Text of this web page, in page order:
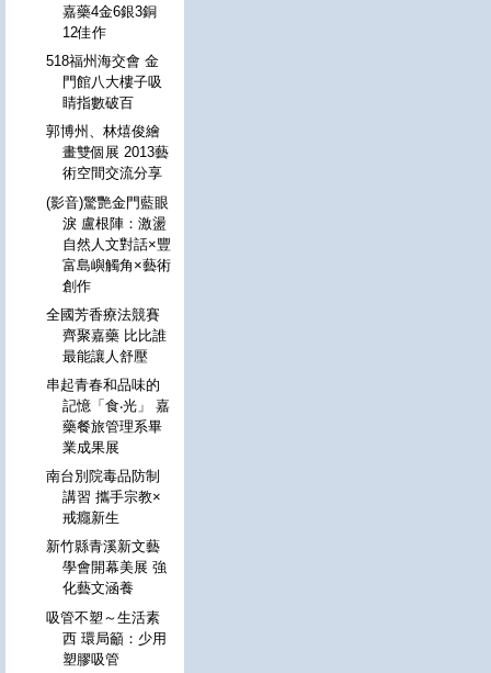
嘉藥4金6銀3銅
12佳作
518福州海交會 金
門館八大樓子吸
睛指數破百
郭博州、林熺俊繪
畫雙個展 2013藝
術空間交流分享
(影音)驚艷金門藍眼
淚 盧根陣：激盪
自然人文對話×豐
富島嶼觸角×藝術
創作
全國芳香療法競賽
齊聚嘉藥 比比誰
最能讓人舒壓
串起青春和品味的
記憶「食‧光」 嘉
藥餐旅管理系畢
業成果展
南台別院毒品防制
講習 攜手宗教×
戒癮新生
新竹縣青溪新文藝
學會開幕美展 強
化藝文涵養
吸管不塑～生活素
西 環局籲：少用
塑膠吸管